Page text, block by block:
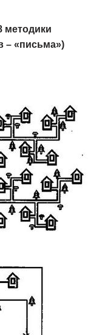
методики
– «письма»)